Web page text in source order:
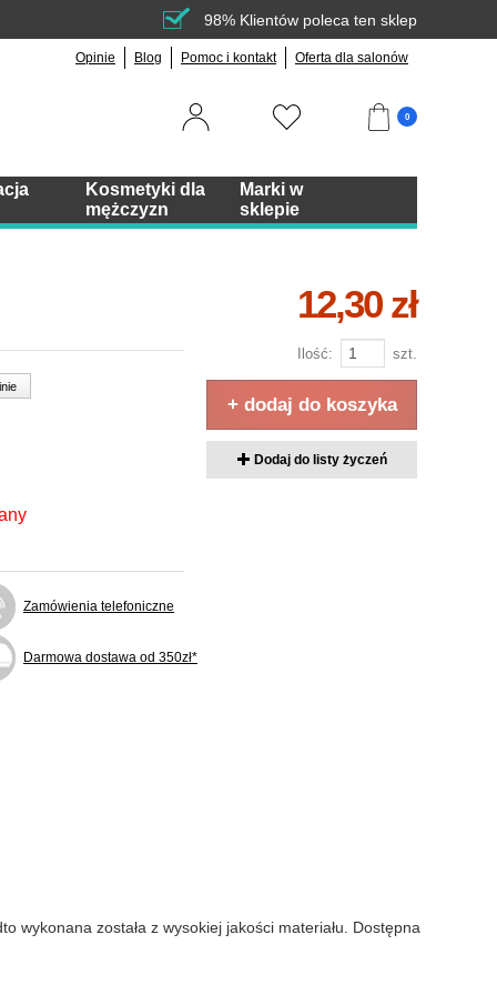
98% Klientów poleca ten sklep
Opinie Blog Pomoc i kontakt Oferta dla salonów
0
Kosmetyki dla
mężczyzn
Marki w
sklepie
Zamówienia telefoniczne
Darmowa dostawa od 350zł*
12,30 zł
Ilość: szt.
+ dodaj do koszyka
Dodaj do listy życzeń
wykonana została z wysokiej jakości materiału. Dostępna